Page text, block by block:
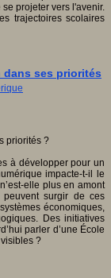
projeter vers l'avenir.
trajectoires scolaires
dans ses priorités
à développer pour un
impacte-t-il le
elle plus en amont
peuvent surgir de ces
économiques,
Des initiatives
parler d’une École
?